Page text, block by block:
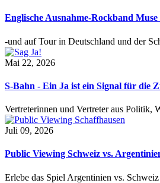
Englische Ausnahme-Rockband
-und auf Tour in Deutschland und der
Mai 22, 2026
S-Bahn - Ein Ja ist ein Signal für die
Vertreterinnen und Vertreter aus Politik,
Juli 09, 2026
Public Viewing Schweiz vs.
Erlebe das Spiel Argentinien vs.